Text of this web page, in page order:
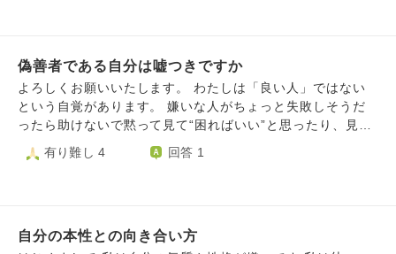
します。 どのように向き合ったらよいか、お言葉をいただ
けますと幸いです。
たがうまく行かず、人間関係、趣味のコレクションを集めて
は全て捨ててリセットすることの繰り返しで、求められる理
想の自分と本来の自分がごちゃ混ぜになる。本当の自分を出
すと「後継の自分」から遠ざかってしまうようで、ありのま
として素晴らしい存在でないといけないような気がして身に
有物であり、手のひらの上で転がり続けているようで、逃げ
偽善者である自分は嘘つきですか
よろしくお願いいたします。 わたしは「良い人」ではない
という自覚があります。 嫌いな人がちょっと失敗しそうだ
ったら助けないで黙って見て“困ればいい”と思ったり、見知
らぬ人のマナーの悪さに舌打ちしてみたり(自分もマナーが
いいわけではないのに) 自分よりも年下の誰かが活躍してい
な自分を知られたくなくて、なるべく親切に“良い人間であ
有り難し 4 回答 1
自分の本性との向き合い方